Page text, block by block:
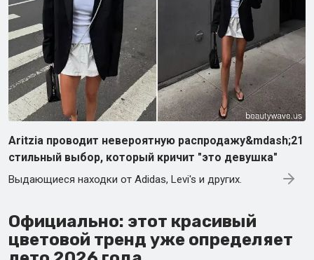
Aritzia проводит невероятную распродажу&mdash;21
стильный выбор, который кричит "это девушка"
Выдающиеся находки от Adidas, Levi's и других.
Официально: этот красивый
цветовой тренд уже определяет